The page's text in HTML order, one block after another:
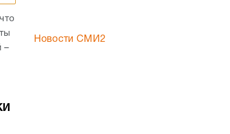
–
Новости СМИ2